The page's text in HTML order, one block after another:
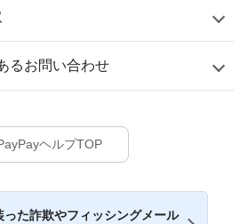
るお問い合わせ
ヘルプTOP
った詐欺やフィッシングメール